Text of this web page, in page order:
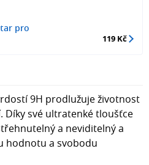
pro
119 Kč
9H prodlužuje životnost
Díky své ultratenké tloušťce
a neviditelný a
hodnotu a svobodu